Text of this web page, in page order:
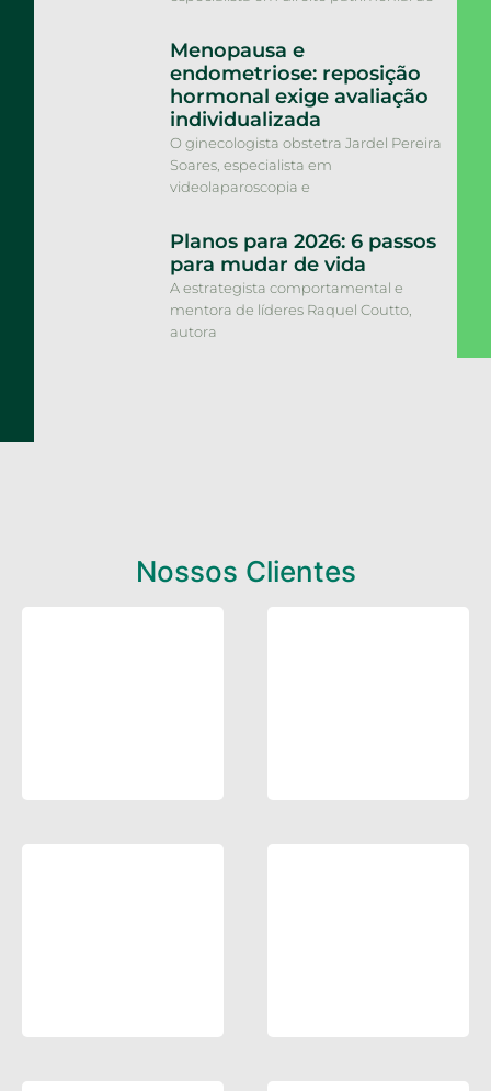
Menopausa e
endometriose: reposição
hormonal exige avaliação
individualizada
O ginecologista obstetra Jardel Pereira
Soares, especialista em
videolaparoscopia e
Planos para 2026: 6 passos
para mudar de vida
A estrategista comportamental e
mentora de líderes Raquel Coutto,
autora
Nossos Clientes